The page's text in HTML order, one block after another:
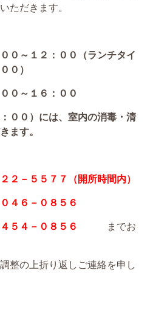
ただきます。
～１２：００（ランチタイ
０）
～１６：００
００）には、室内の消毒・清
ます。
２－５５７７（開所時間内）
－０８５６
－０８５６
までお
整の上折り返しご連絡を申し